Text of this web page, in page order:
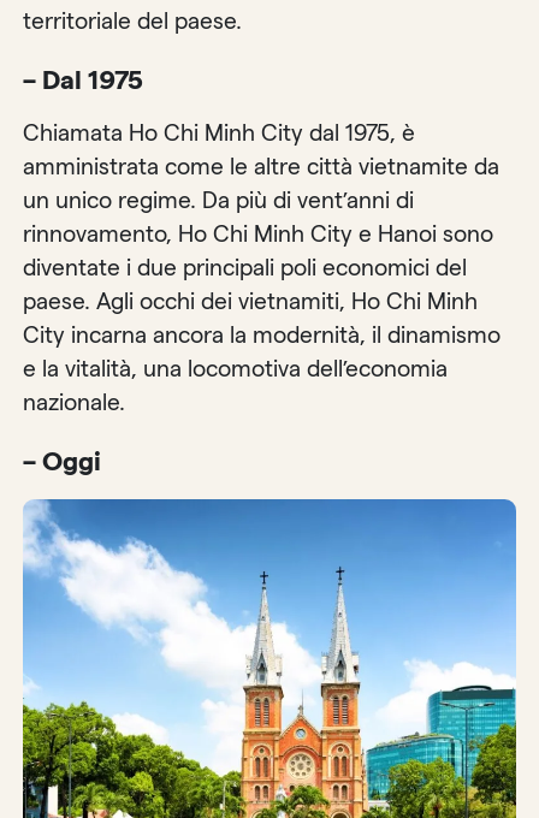
territoriale del paese.
– Dal 1975
Chiamata Ho Chi Minh City dal 1975, è
amministrata come le altre città vietnamite da
un unico regime. Da più di vent’anni di
rinnovamento, Ho Chi Minh City e Hanoi sono
diventate i due principali poli economici del
paese. Agli occhi dei vietnamiti, Ho Chi Minh
City incarna ancora la modernità, il dinamismo
e la vitalità, una locomotiva dell’economia
nazionale.
– Oggi